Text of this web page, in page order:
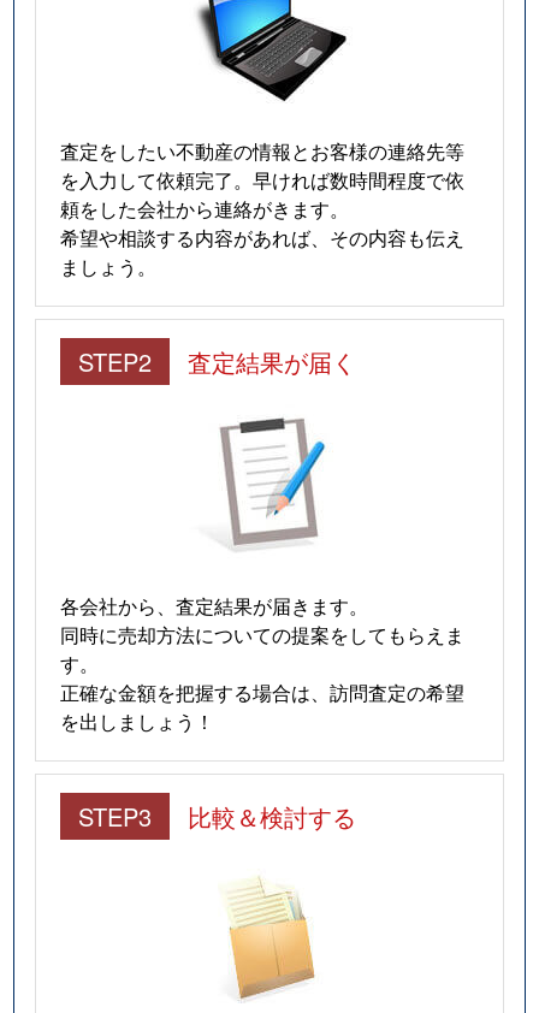
査定をしたい不動産の情報とお客様の連絡先等
を入力して依頼完了。早ければ数時間程度で依
頼をした会社から連絡がきます。
希望や相談する内容があれば、その内容も伝え
ましょう。
STEP2 査定結果が届く
各会社から、査定結果が届きます。
同時に売却方法についての提案をしてもらえま
す。
正確な金額を把握する場合は、訪問査定の希望
を出しましょう！
STEP3 比較＆検討する